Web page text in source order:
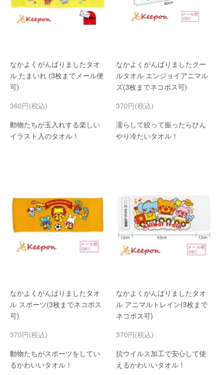
なかよくがんばりましたタオ
ル たまいれ (3枚までメール便
可)
360円(税込)
動物たちが玉入れする楽しい
イラスト入のタオル！
なかよくがんばりましたクー
ルタオル エンジョイアニマル
ズ(3枚までネコポス可)
370円(税込)
濡らして絞って振ったらひん
やり冷たいタオル！
なかよくがんばりましたタオ
ル スポーツ(3枚までネコポス
可)
370円(税込)
動物たちがスポーツをしてい
るかわいいタオル！
なかよくがんばりましたタオ
ル アニマルトレイン(3枚まで
ネコポス可)
370円(税込)
抗ウイルス加工で安心して使
えるかわいいタオル！